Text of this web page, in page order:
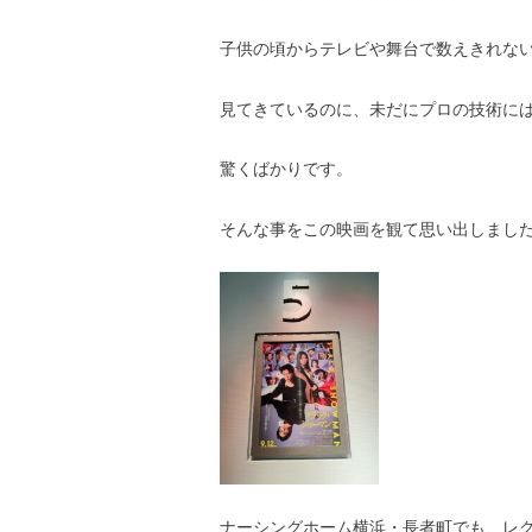
子供の頃からテレビや舞台で数えきれな
見てきているのに、未だにプロの技術に
驚くばかりです。
そんな事をこの映画を観て思い出しました
ナーシングホーム横浜・長者町でも、レ